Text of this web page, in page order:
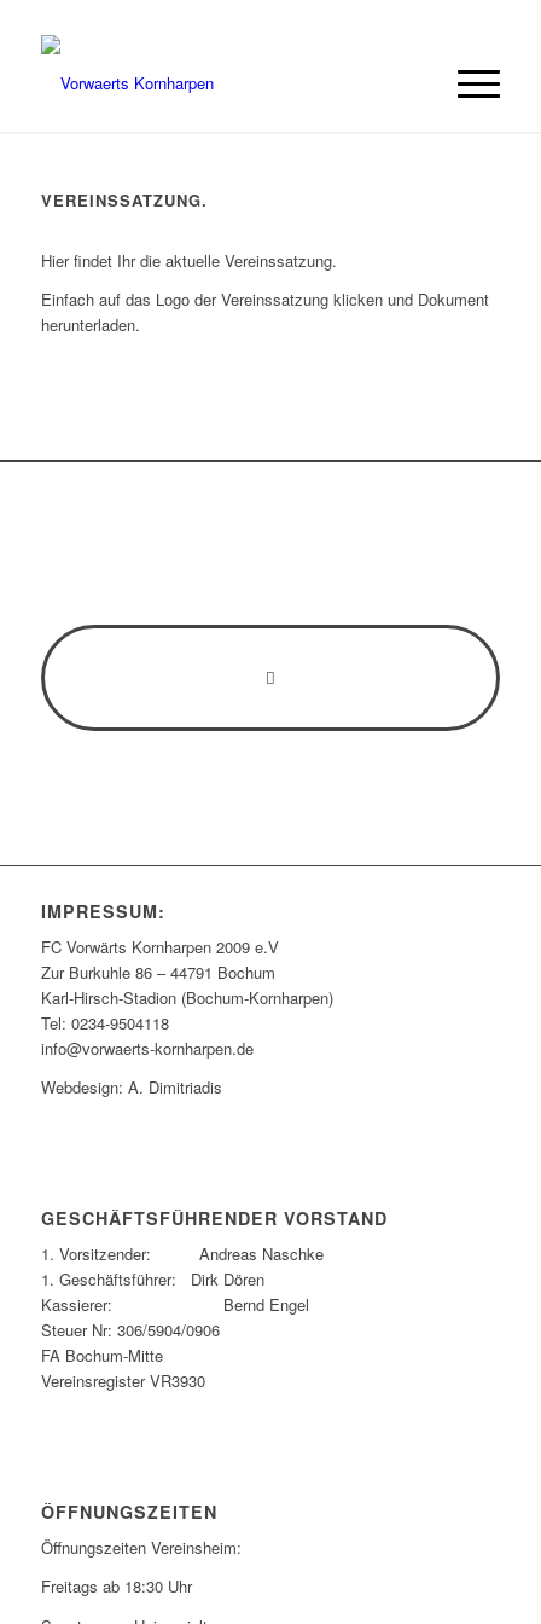
VEREINSSATZUNG.
Hier findet Ihr die aktuelle Vereinssatzung.
Einfach auf das Logo der Vereinssatzung klicken und Dokument
herunterladen.
IMPRESSUM:
FC Vorwärts Kornharpen 2009 e.V
Zur Burkuhle 86 – 44791 Bochum
Karl-Hirsch-Stadion (Bochum-Kornharpen)
Tel: 0234-9504118
info@vorwaerts-kornharpen.de
Webdesign: A. Dimitriadis
GESCHÄFTSFÜHRENDER VORSTAND
1. Vorsitzender: Andreas Naschke
1. Geschäftsführer: Dirk Dören
Kassierer: Bernd Engel
Steuer Nr: 306/5904/0906
FA Bochum-Mitte
Vereinsregister VR3930
ÖFFNUNGSZEITEN
Öffnungszeiten Vereinsheim:
Freitags ab 18:30 Uhr